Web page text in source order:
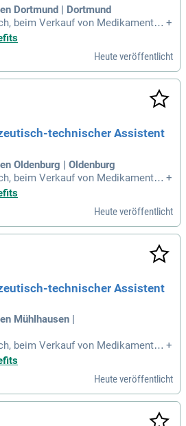
Dortmund | Dortmund
beim Verkauf von Medikamenten
die rechte Hand des Apotheke
intensive Beratung deiner Kunde
+
Heute veröffentlicht
technischer Assistent
Oldenburg | Oldenburg
beim Verkauf von Medikamenten
die rechte Hand des Apotheke
intensive Beratung deiner Kunde
+
Heute veröffentlicht
technischer Assistent
Mühlhausen |
beim Verkauf von Medikamenten
die rechte Hand des Apotheke
intensive Beratung deiner Kunde
+
Heute veröffentlicht